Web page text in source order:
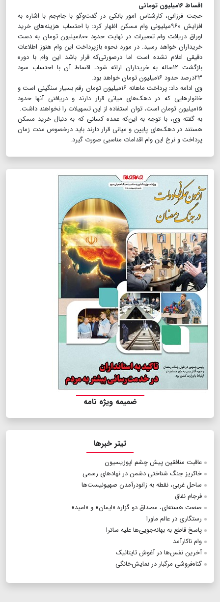
اقساط ۱۶میلیون تومانی
حجت فرزانی، کارشناس امور بانکی در گفت‌وگو با جام‌جم با اشاره به
افزایش ۹۶۰میلیونی وام مسکن اظهار کرد: با احتساب هزینه‌های خرید
اوراق دریافت وام تعمیرات در نهایت حدود ۸۰۰میلیون تومان به دست
خریداران خواهد رسید. در مورد نحوه بازپرداخت این وام هنوز اطلاعات
دقیقی اعلام نشده است اما درصورتی‌که قرار باشد این وام با دوره
بازگشت ۱۲ساله به خریداران ارائه شود، اقساط آن با احتساب سود
۲۳درصد حدود ۱۶میلیون تومان خواهد بود.
وی ادامه داد: پرداخت ماهانه ۱۶میلیون تومان رقم بسیار سنگینی است و
خانوارهایی که در دهک‌های میانی قرار دارند و دریافتی آنها حدود
۱۵میلیون تومان است، توان استفاده از این تسهیلات را نخواهند داشت.
به گفته وی، با توجه به این‌که عمده کسانی که به دنبال خرید مسکن
هستند در دهک‌های پایین و میانی قرار دارند باید درخصوص مدت زمان
پرداخت و نرخ این وام اقدامات مناسبی صورت گیرد.
ضمیمه ویژه نامه
تیتر خبرها
عاقبت منافقین‌ پیش چشم اپوزیسیون
خاکریز جنگ‌ شناختی دشمن در نهادهای رسمی
ساحل غربی، نقطه ‌به زانودرآمدن صهیونیست‌ها
فرجام نفاق
صنعت هسته‌ای، مصداق ‌دو گزاره «ایمان» و «امید»
رستگاری ‌در عالم ماورا
پاسخ قاطع به بهانه‌جویی‌ها علیه ساترا
وام ناکارآمد
آخرین نفس‌ها در آغوش تایتانیک
گناه‌فروشی مرگبار‌ در نمایش‌خانگی